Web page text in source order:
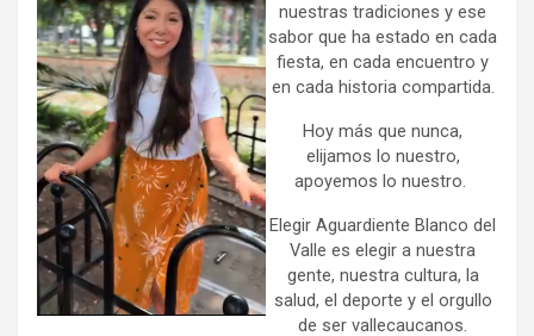
nuestras tradiciones y ese
sabor que ha estado en cada
fiesta, en cada encuentro y
en cada historia compartida.
Hoy más que nunca,
elijamos lo nuestro,
apoyemos lo nuestro.
Elegir Aguardiente Blanco del
Valle es elegir a nuestra
gente, nuestra cultura, la
salud, el deporte y el orgullo
de ser vallecaucanos.